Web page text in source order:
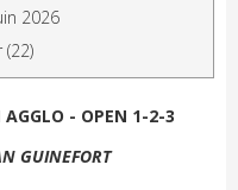
2026
AGGLO - OPEN 1-2-3
GUINEFORT